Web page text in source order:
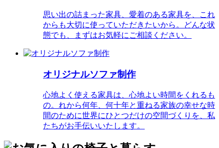
思い出の詰まった家具、愛着のある家具を、これ
からも大切に使っていただきたいから。どんな状
態でも、まずはお気軽にご相談ください。
オリジナルソファ制作
心地よく使える家具は、心地よい時間をくれるも
の。れから何年、何十年と重ねる家族の幸せな時
間のために世界にひとつだけの空間づくりを、私
たちがお手伝いいたします。